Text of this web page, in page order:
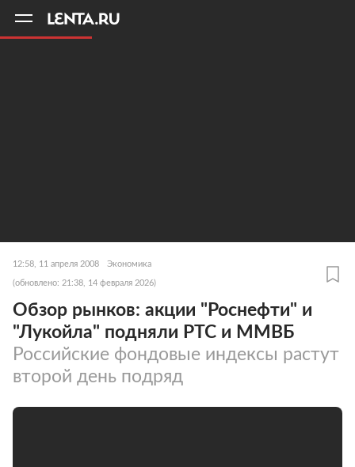
12:58, 11 апреля 2008 Экономика
(обновлено: 21:38, 14 февраля 2026)
Обзор рынков: акции "Роснефти" и
"Лукойла" подняли РТС и ММВБ
Российские фондовые индексы растут
второй день подряд